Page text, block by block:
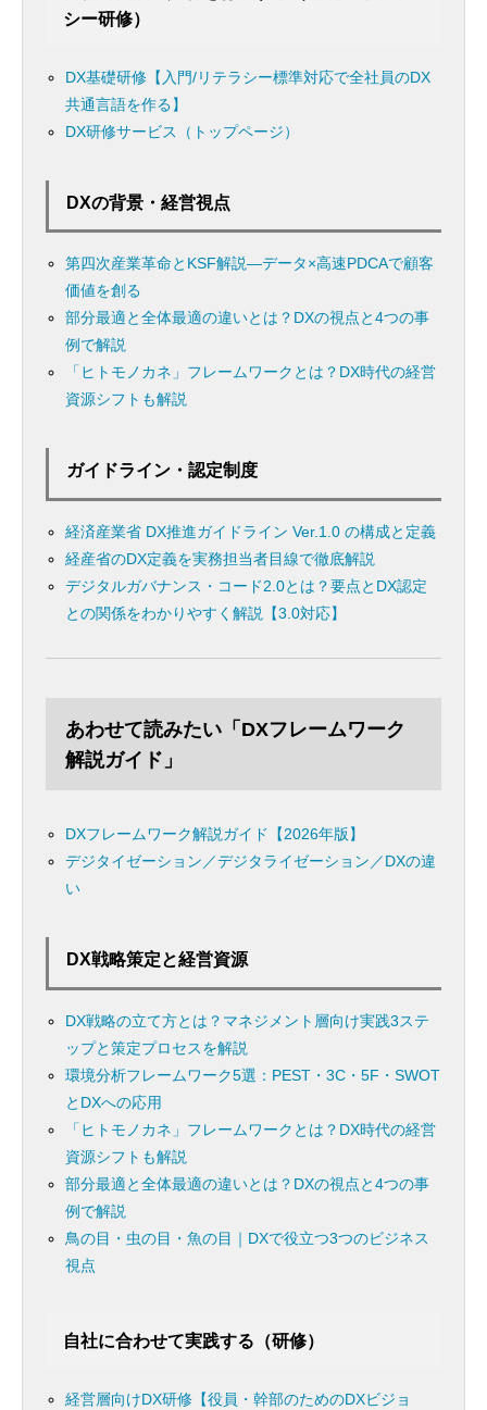
シー研修）
DX基礎研修【入門/リテラシー標準対応で全社員のDX
共通言語を作る】
DX研修サービス（トップページ）
DXの背景・経営視点
第四次産業革命とKSF解説―データ×高速PDCAで顧客
価値を創る
部分最適と全体最適の違いとは？DXの視点と4つの事
例で解説
「ヒトモノカネ」フレームワークとは？DX時代の経営
資源シフトも解説
ガイドライン・認定制度
経済産業省 DX推進ガイドライン Ver.1.0 の構成と定義
経産省のDX定義を実務担当者目線で徹底解説
デジタルガバナンス・コード2.0とは？要点とDX認定
との関係をわかりやすく解説【3.0対応】
あわせて読みたい「DXフレームワーク
解説ガイド」
DXフレームワーク解説ガイド【2026年版】
デジタイゼーション／デジタライゼーション／DXの違
い
DX戦略策定と経営資源
DX戦略の立て方とは？マネジメント層向け実践3ステ
ップと策定プロセスを解説
環境分析フレームワーク5選：PEST・3C・5F・SWOT
とDXへの応用
「ヒトモノカネ」フレームワークとは？DX時代の経営
資源シフトも解説
部分最適と全体最適の違いとは？DXの視点と4つの事
例で解説
鳥の目・虫の目・魚の目｜DXで役立つ3つのビジネス
視点
自社に合わせて実践する（研修）
経営層向けDX研修【役員・幹部のためのDXビジョ